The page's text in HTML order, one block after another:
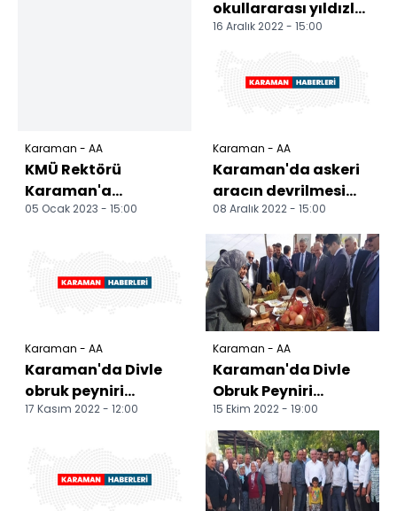
Karaman - AA
KMÜ Rektörü
Karaman'a
ziyaretler
05 Ocak 2023 - 15:00
okullararası yıldızlar
badmintonda il
müsabakaları s...
16 Aralık 2022 - 15:00
Karaman - AA
Karaman'da askeri
aracın devrilmesi
sonucu 3 asker
yaralandı
08 Aralık 2022 - 15:00
Karaman - AA
Karaman'da Divle
obruk peyniri
mağarası FPV dron
17 Kasım 2022 - 12:00
Karaman - AA
Karaman'da Divle
Obruk Peyniri
Festivali yapıldı
15 Ekim 2022 - 19:00